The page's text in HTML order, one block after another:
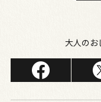
大人のお